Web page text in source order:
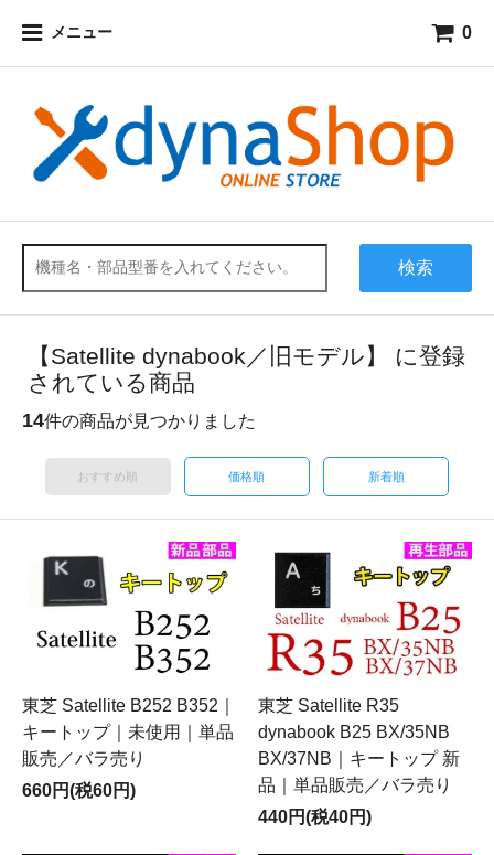
メニュー 0
検索
【Satellite dynabook／旧モデル】 に登録
されている商品
14件の商品が見つかりました
おすすめ順 価格順 新着順
東芝 Satellite B252 B352｜
キートップ｜未使用｜単品
販売／バラ売り
660円(税60円)
東芝 Satellite R35
dynabook B25 BX/35NB
BX/37NB｜キートップ 新
品｜単品販売／バラ売り
440円(税40円)